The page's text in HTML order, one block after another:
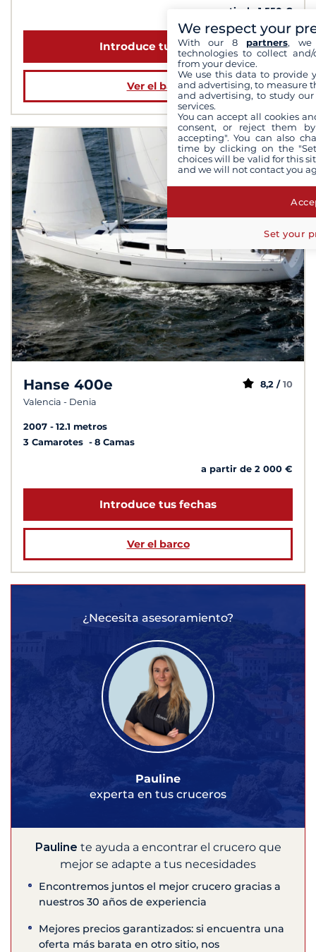
a partir de 1 550 €
Introduce tus fechas
Ver el barco
Hanse 400e
Valencia - Denia
8,2 / 10
2007
12.1 metros
3 Camarotes
8 Camas
a partir de 2 000 €
Introduce tus fechas
Ver el barco
¿Necesita asesoramiento?
Pauline
experta en tus cruceros
Pauline te ayuda a encontrar el crucero que
mejor se adapte a tus necesidades
Encontremos juntos el mejor crucero gracias a
nuestros 30 años de experiencia
Mejores precios garantizados: si encuentra una
oferta más barata en otro sitio, nos
We respect your
With our 8 partners, we
technologies to collect
from your device.
We use this data to provide
and advertising, to measure
and advertising, to study
services.
You can accept all cookies
consent, or reject them
accepting". You can also
time by clicking on the
choices will be valid for this
and we will not contact you
Set your